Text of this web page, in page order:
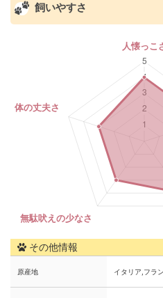
飼いやすさ
その他情報
原産地 イタリア,フラ